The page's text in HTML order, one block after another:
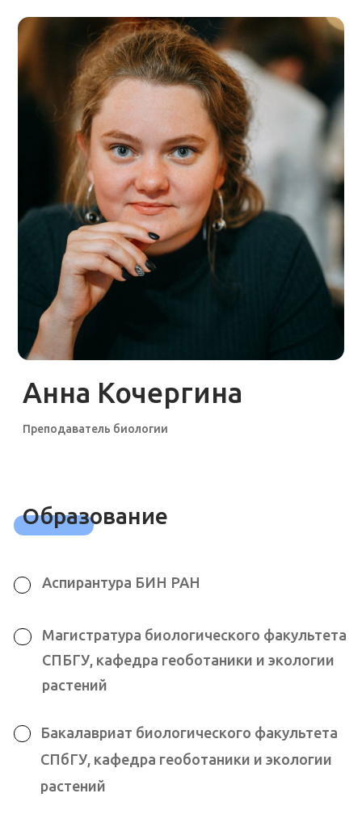
Анна Кочергина
Преподаватель биологии
Магистратура биологического факультета
СПБГУ, кафедра геоботаники и экологии
растений
Педагог дополнительного образования
Бакалавриат биологического факультета
СПбГУ, кафедра геоботаники и экологии
растений
мероприятий биологической и
экологической направленности,
знатоков и исследователей
Квизы
Образование
Опыт работы
Хобби и увлечения
Член жюри районного и регионального
Аспирантура БИН РАН